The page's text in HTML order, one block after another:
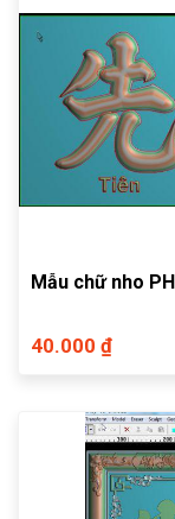
Mẫu chữ nho
40.000 ₫